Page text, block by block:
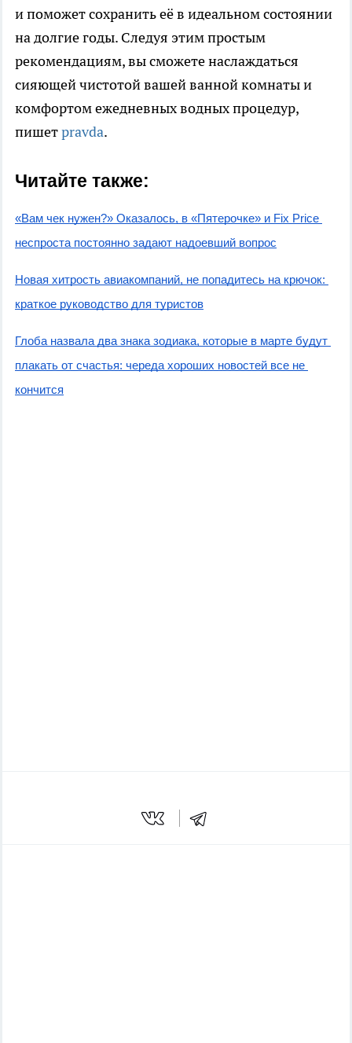
и поможет сохранить её в идеальном состоянии
на долгие годы. Следуя этим простым
рекомендациям, вы сможете наслаждаться
сияющей чистотой вашей ванной комнаты и
комфортом ежедневных водных процедур,
пишетpravda.
Читайте также:
«Вам чек нужен?» Оказалось, в «Пятерочке» и Fix Price
неспроста постоянно задают надоевший вопрос
Новая хитрость авиакомпаний, не попадитесь на крючок:
краткое руководство для туристов
Глоба назвала два знака зодиака, которые в марте будут
плакать от счастья: череда хороших новостей все не
кончится